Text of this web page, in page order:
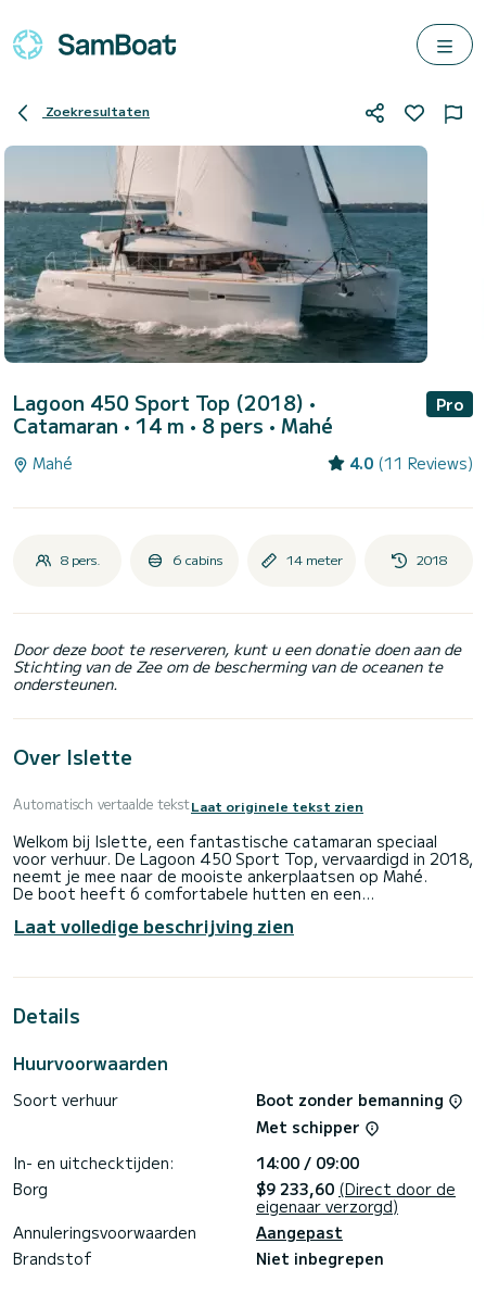
Zoekresultaten
Lagoon 450 Sport Top (2018) •
Catamaran • 14 m • 8 pers • Mahé
Pro
Mahé 4.0 (11 Reviews)
8 pers. 6 cabins 14 meter 2018
Door deze boot te reserveren, kunt u een donatie doen aan de
Stichting van de Zee om de bescherming van de oceanen te
ondersteunen.
Over Islette
Automatisch vertaalde tekstLaat originele tekst zien
Welkom bij Islette, een fantastische catamaran speciaal
voor verhuur. De Lagoon 450 Sport Top, vervaardigd in 2018,
neemt je mee naar de mooiste ankerplaatsen op Mahé.
De boot heeft 6 comfortabele hutten en een
14 meter en een vermogen van 114 pk zal hij uw beste
bondgenoot zijn voor een buitengewone vakantie op het
Deze Lagoon 450 Sport Top is uitgerust met 4 toiletten
Als u vragen heeft over de boot of de huurvoorwaarden,
Laat volledige beschrijving zien
Details
Huurvoorwaarden
Soort verhuur
Boot zonder bemanning
Met schipper
In- en uitchecktijden:
14:00 / 09:00
Borg
$9 233,60 (Direct door de
eigenaar verzorgd)
Annuleringsvoorwaarden
Aangepast
Brandstof
Niet inbegrepen